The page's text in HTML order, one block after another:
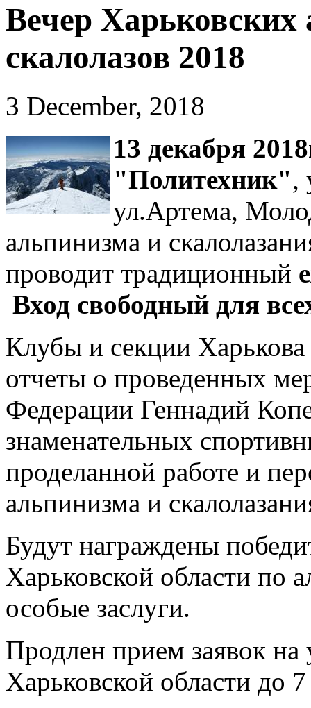
Вечер Харьковских
скалолазов 2018
3 December, 2018
13 декабря
"Политехник",
ул.Артема,
альпинизма и
проводит традиционный
Вход свободный для
Клубы и секции Харькова
отчеты о проведенных
Федерации Геннадий
знаменательных
проделанной работе и
альпинизма и
Будут награждены
Харьковской области по
особые заслуги.
Продлен прием заявок на
Харьковской области до